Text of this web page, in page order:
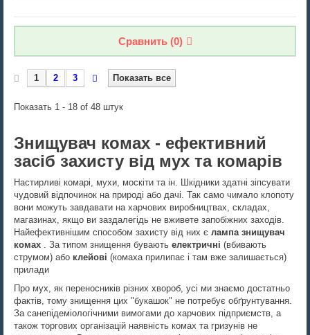
Сравнить (0)
Показать все
1 2 3
Показать 1 - 18 of 48 штук
Знищувач комах - ефективний
засіб захисту від мух та комарів
Настирливі комарі, мухи, москіти та ін. Шкідники здатні зіпсувати
чудовий відпочинок на природі або дачі. Так само чимало клопоту
вони можуть завдавати на харчових виробництвах, складах,
магазинах, якщо ви заздалегідь не вживете запобіжних заходів.
Найефективнішим способом захисту від них є лампа знищувач
комах . За типом знищення бувають електричні (вбивають
струмом) або клейові (комаха прилипає і там вже залишається)
прилади
Про мух, як переносників різних хвороб, усі ми знаємо достатньо
фактів, тому знищення цих "букашок" не потребує обґрунтування.
За санепідеміологічними вимогами до харчових підприємств, а
також торгових організацій наявність комах та гризунів не